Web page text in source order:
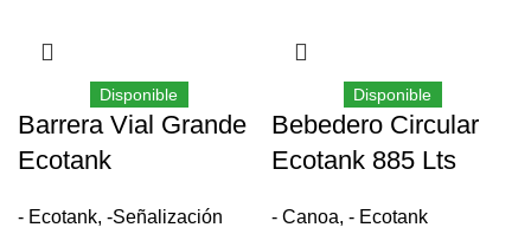
Disponible
Barrera Vial Grande
Ecotank
- Ecotank, -Señalización
Disponible
Bebedero Circular
Ecotank 885 Lts
- Canoa, - Ecotank